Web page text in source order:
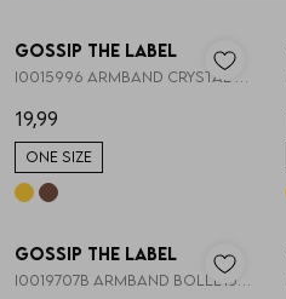
Skorts
T-shirts
Truien
Blazers & gilets
Broche
Giftboxen
Steentje/bedel
Enkelbandjes
Parfum
Zonnebrillen
Sokken
Petten & Mutsen
1/1
Gossip the Label
19,99
ONE SIZE
1/1
Gossip the Label